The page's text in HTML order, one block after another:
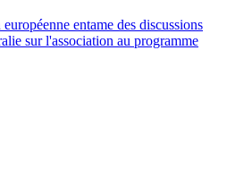
entame des discussions
sur l'association au programme